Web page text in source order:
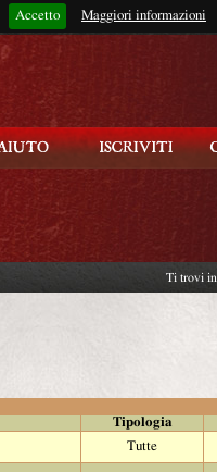
Accetto Maggiori informazioni
Rimani connesso?
Ti trovi in
Tipologia
Tutte